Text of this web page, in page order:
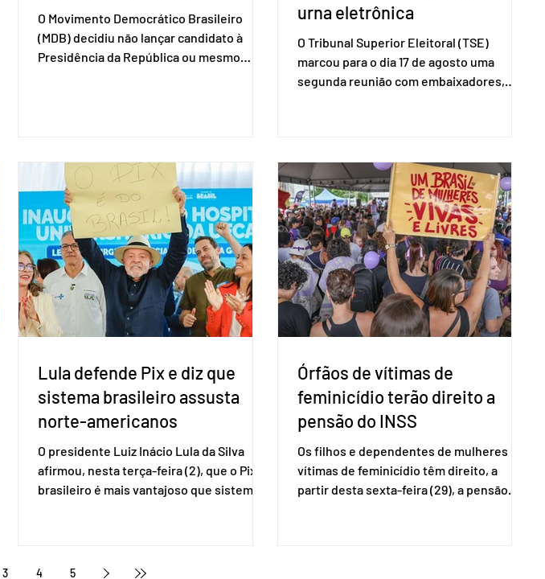
O Movimento Democrático Brasileiro
(MDB) decidiu não lançar candidato à
Presidência da República ou mesmo
formação de alianças no âmbito local. A
ideia, segundo o partido, é focar na
eleição de governadores e deputados
estaduais, além de fortalecer a bancada
no Congresso Nacional, com senad
urna eletrônica
O Tribunal Superior Eleitoral (TSE)
marcou para o dia 17 de agosto uma
segunda reunião com embaixadores,
sistema eleitoral do país. Segundo o
tribunal, o encontro ocorrerá na sede do
TSE e dará continuidade às ações de
transparência voltadas à comunidade
internacional. Nela, o presidente da
Corte, ministro Kássio Nunes Marques,
voltará a explic
Lula defende Pix e diz que
sistema brasileiro assusta
norte-americanos
O presidente Luiz Inácio Lula da Silva
afirmou, nesta terça-feira (2), que o Pix
brasileiro é mais vantajoso que sistemas
Lula destacou as vantagens da
Órfãos de vítimas de
feminicídio terão direito a
pensão do INSS
Os filhos e dependentes de mulheres
vítimas de feminicídio têm direito, a
partir desta sexta-feira (29), a pensão
3 4 5